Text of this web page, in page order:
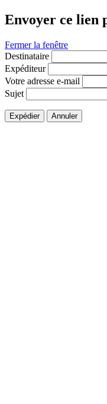
Envoyer ce lien
Fermer la fenêtre
Destinataire
Expéditeur
Votre adresse e-mail
Sujet
Expédier Annuler